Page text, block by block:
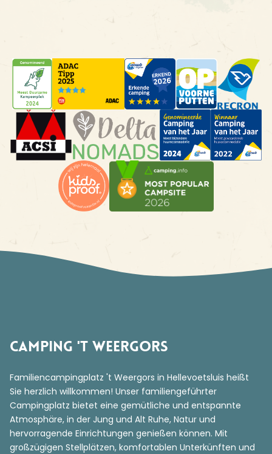
Camping 't Weergors
Familiencampingplatz 't Weergors in Hellevoetsluis heißt
Sie herzlich willkommen! Unser familiengeführter
Campingplatz bietet eine gemütliche und entspannte
Atmosphäre, in der Jung und Alt Ruhe, Natur und
hervorragende Einrichtungen genießen können. Mit
großzügigen Stellplätzen, komfortablen Unterkünften und